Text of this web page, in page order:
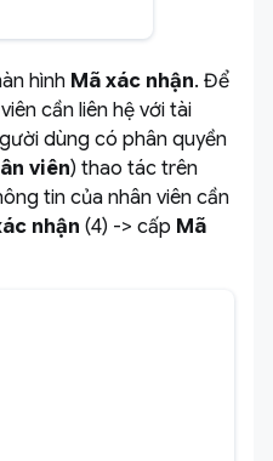
hình Mã xác nhận. Để
cần liên hệ với tài
dùng có phân quyền
viên) thao tác trên
tin của nhân viên cần
nhận (4) -> cấp Mã